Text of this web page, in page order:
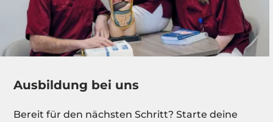
Ausbildung bei uns
Bereit für den nächsten Schritt? Starte deine